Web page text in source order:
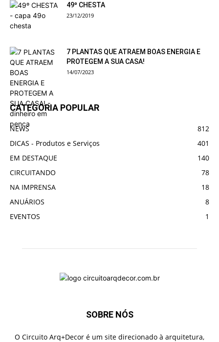
49º CHESTA
23/12/2019
7 PLANTAS QUE ATRAEM BOAS ENERGIA E
PROTEGEM A SUA CASA!
14/07/2023
CATEGORIA POPULAR
NEWS
812
DICAS - Produtos e Serviços
401
EM DESTAQUE
140
CIRCUITANDO
78
NA IMPRENSA
18
ANUÁRIOS
8
EVENTOS
1
SOBRE NÓS
O Circuito Arq+Decor é um site direcionado à arquitetura,